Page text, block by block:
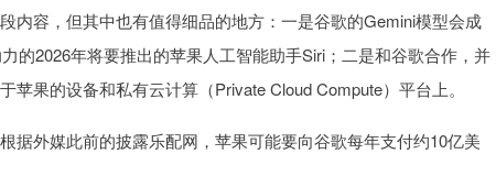
容，但其中也有值得细品的地方：一是谷歌的Gemini模型会成
的2026年将要推出的苹果人工智能助手Siri；二是和谷歌合作，并
果的设备和私有云计算（Private Cloud Compute）平台上。
外媒此前的披露乐配网，苹果可能要向谷歌每年支付约10亿美